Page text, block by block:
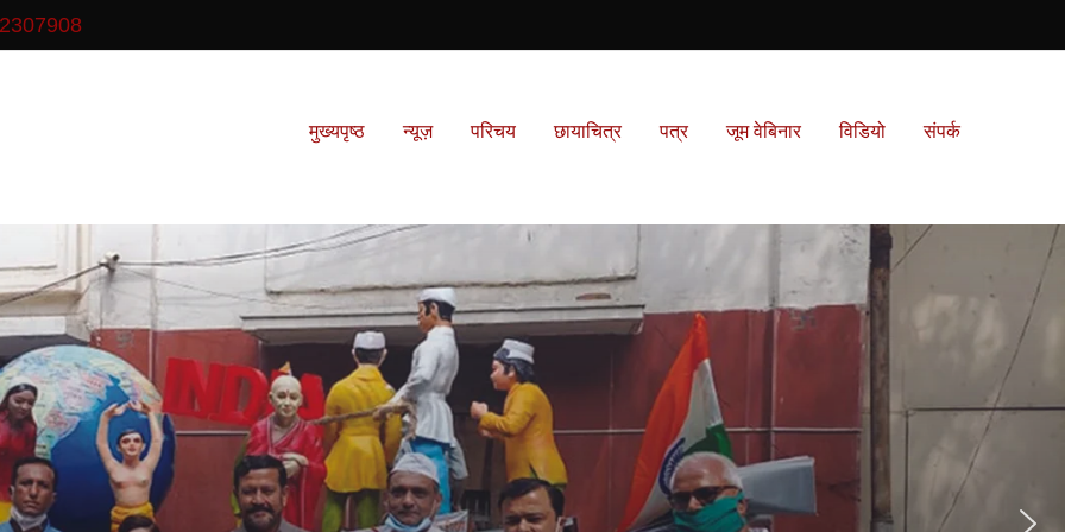
मुख्यपृष्ठ न्यूज़ परिचय छायाचित्र पत्र जूम वेबिनार विडियो संपर्क